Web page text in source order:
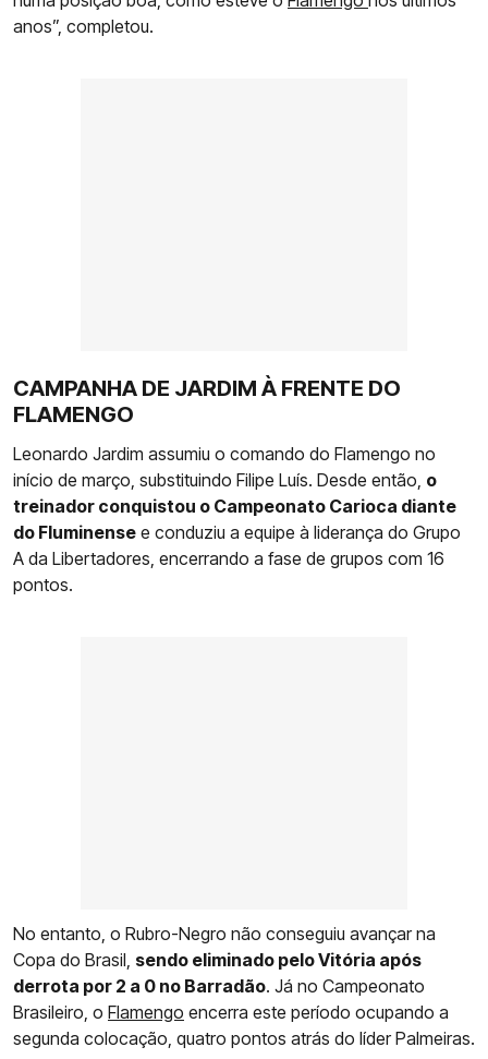
anos”, completou.
CAMPANHA DE JARDIM À FRENTE DO
FLAMENGO
Leonardo Jardim assumiu o comando do Flamengo no
início de março, substituindo Filipe Luís. Desde então, o
treinador conquistou o Campeonato Carioca diante
do Fluminense e conduziu a equipe à liderança do Grupo
A da Libertadores, encerrando a fase de grupos com 16
pontos.
No entanto, o Rubro-Negro não conseguiu avançar na
Copa do Brasil, sendo eliminado pelo Vitória após
derrota por 2 a 0 no Barradão. Já no Campeonato
Brasileiro, o Flamengo encerra este período ocupando a
segunda colocação, quatro pontos atrás do líder Palmeiras.